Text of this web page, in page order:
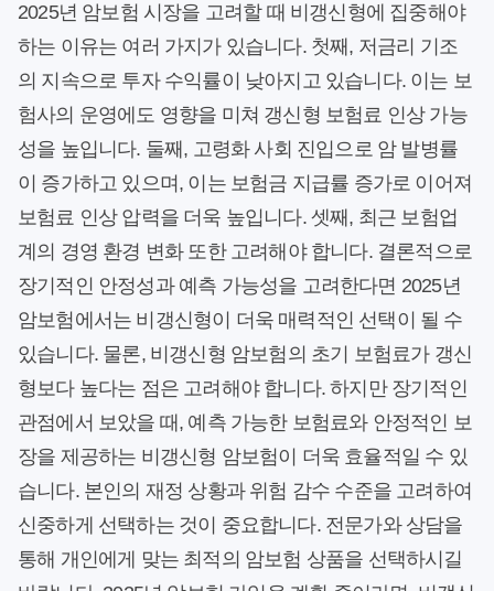
2025년 암보험 시장을 고려할 때 비갱신형에 집중해야
하는 이유는 여러 가지가 있습니다. 첫째, 저금리 기조
의 지속으로 투자 수익률이 낮아지고 있습니다. 이는 보
험사의 운영에도 영향을 미쳐 갱신형 보험료 인상 가능
성을 높입니다. 둘째, 고령화 사회 진입으로 암 발병률
이 증가하고 있으며, 이는 보험금 지급률 증가로 이어져
보험료 인상 압력을 더욱 높입니다. 셋째, 최근 보험업
계의 경영 환경 변화 또한 고려해야 합니다. 결론적으로
장기적인 안정성과 예측 가능성을 고려한다면 2025년
암보험에서는 비갱신형이 더욱 매력적인 선택이 될 수
있습니다. 물론, 비갱신형 암보험의 초기 보험료가 갱신
형보다 높다는 점은 고려해야 합니다. 하지만 장기적인
관점에서 보았을 때, 예측 가능한 보험료와 안정적인 보
장을 제공하는 비갱신형 암보험이 더욱 효율적일 수 있
습니다. 본인의 재정 상황과 위험 감수 수준을 고려하여
신중하게 선택하는 것이 중요합니다. 전문가와 상담을
통해 개인에게 맞는 최적의 암보험 상품을 선택하시길